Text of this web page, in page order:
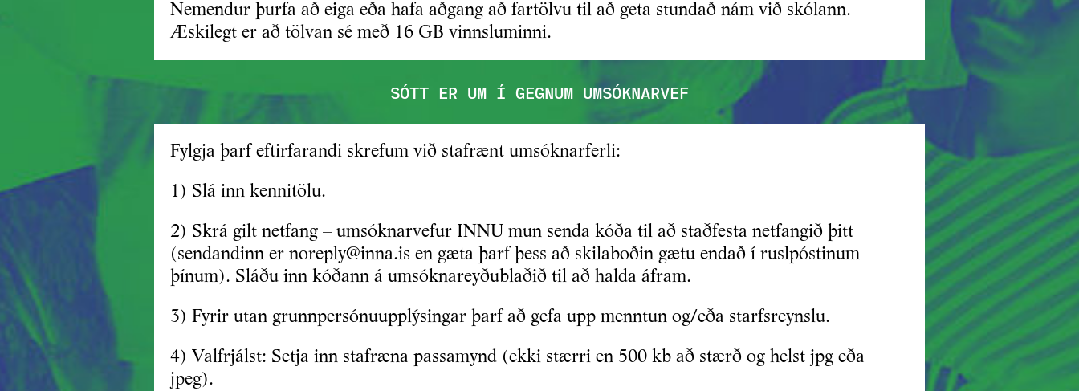
Nemendur þurfa að eiga eða hafa aðgang að fartölvu til að geta stundað nám við skólann.
Æskilegt er að tölvan sé með 16 GB vinnsluminni.
SÓTT ER UM Í GEGNUM UMSÓKNARVEF
Fylgja þarf eftirfarandi skrefum við stafrænt umsóknarferli:
1) Slá inn kennitölu.
2) Skrá gilt netfang – umsóknarvefur INNU mun senda kóða til að staðfesta netfangið þitt
(sendandinn er noreply@inna.is en gæta þarf þess að skilaboðin gætu endað í ruslpóstinum
þínum). Sláðu inn kóðann á umsóknareyðublaðið til að halda áfram.
3) Fyrir utan grunnpersónuupplýsingar þarf að gefa upp menntun og/eða starfsreynslu.
4) Valfrjálst: Setja inn stafræna passamynd (ekki stærri en 500 kb að stærð og helst jpg eða
jpeg).